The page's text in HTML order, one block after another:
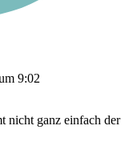
9:02
nicht ganz einfach der